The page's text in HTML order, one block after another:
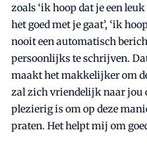
zoals ‘ik hoop dat je een
het goed met je gaat’, ‘ik
nooit een automatisch
persoonlijks te schrijven.
maakt het makkelijker om
zal zich vriendelijk naar jou
plezierig is om op deze
praten. Het helpt mij om